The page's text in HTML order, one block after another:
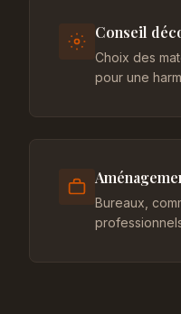
Conseil
Choix des
pour une
Bureaux,